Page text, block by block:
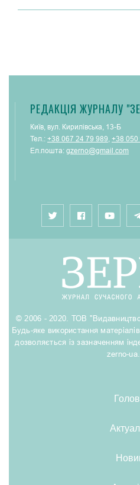
РЕДАКЦІЯ ЖУРНАЛУ
Київ, вул. Кирилівська, 13-Б
Тел.: +38 067 24 79 989 +38 050
Ел.пошта: gzerno@gmail.com
© 2006 - 2020. ТОВ
Будь-яке використання
дозволяється із зазначенням
zerno-